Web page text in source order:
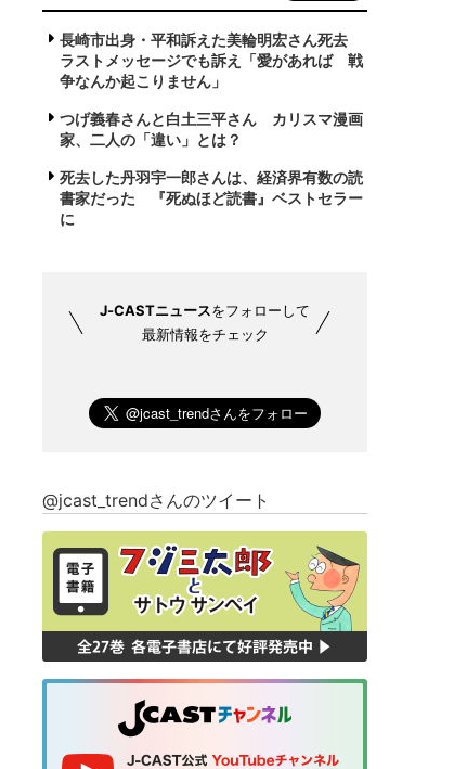
長崎市出身・平和訴えた美輪明宏さん死去
ラストメッセージでも訴え「愛があれば 戦
争なんか起こりません」
つげ義春さんと白土三平さん カリスマ漫画
家、二人の「違い」とは？
死去した丹羽宇一郎さんは、経済界有数の読
書家だった 『死ぬほど読書』ベストセラー
に
J-CASTニュースをフォローして
最新情報をチェック
@jcast_trendさんのツイート